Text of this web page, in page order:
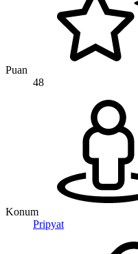
Puan
48
Konum
Pripyat